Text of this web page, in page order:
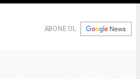
ABONE OL